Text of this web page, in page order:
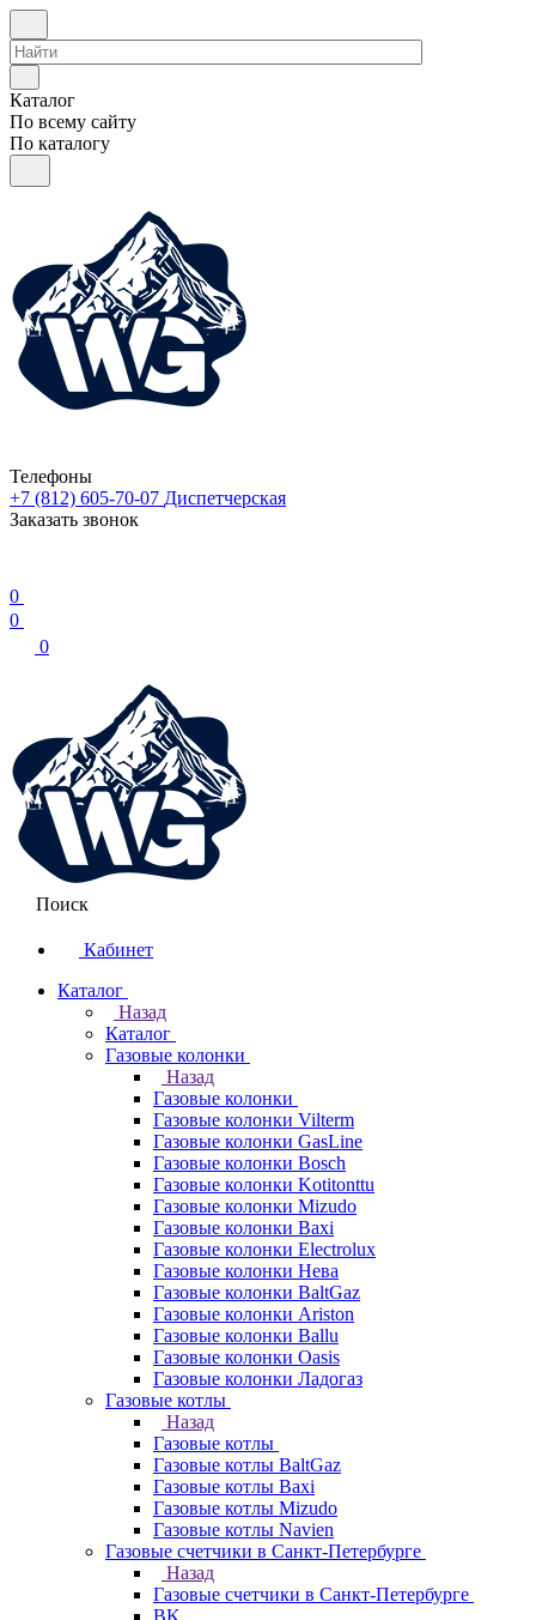
Каталог
По всему сайту
По каталогу
Телефоны
+7 (812) 605-70-07 Диспетчерская
Заказать звонок
0
0
0
Поиск
Кабинет
Каталог
Назад
Каталог
Газовые колонки
Назад
Газовые колонки
Газовые колонки Vilterm
Газовые колонки GasLine
Газовые колонки Bosch
Газовые колонки Kotitonttu
Газовые колонки Mizudo
Газовые колонки Baxi
Газовые колонки Electrolux
Газовые колонки Нева
Газовые колонки BaltGaz
Газовые колонки Ariston
Газовые колонки Ballu
Газовые колонки Oasis
Газовые колонки Ладогаз
Газовые котлы
Назад
Газовые котлы
Газовые котлы BaltGaz
Газовые котлы Baxi
Газовые котлы Mizudo
Газовые котлы Navien
Газовые счетчики в Санкт-Петербурге
Назад
Газовые счетчики в Санкт-Петербурге
BK